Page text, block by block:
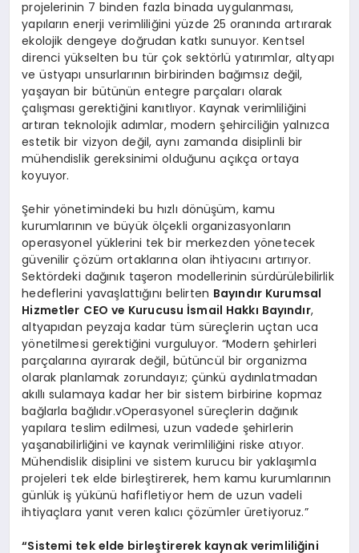
projelerinin 7 binden fazla binada uygulanması,
yapıların enerji verimliliğini yüzde 25 oranında artırarak
ekolojik dengeye doğrudan katkı sunuyor. Kentsel
direnci yükselten bu tür çok sektörlü yatırımlar, altyapı
ve üstyapı unsurlarının birbirinden bağımsız değil,
yaşayan bir bütünün entegre parçaları olarak
çalışması gerektiğini kanıtlıyor. Kaynak verimliliğini
artıran teknolojik adımlar, modern şehirciliğin yalnızca
estetik bir vizyon değil, aynı zamanda disiplinli bir
mühendislik gereksinimi olduğunu açıkça ortaya
koyuyor.
Şehir yönetimindeki bu hızlı dönüşüm, kamu
kurumlarının ve büyük ölçekli organizasyonların
operasyonel yüklerini tek bir merkezden yönetecek
güvenilir çözüm ortaklarına olan ihtiyacını artırıyor.
Sektördeki dağınık taşeron modellerinin sürdürülebilirlik
hedeflerini yavaşlattığını belirten Bayındır Kurumsal
Hizmetler CEO ve Kurucusu İsmail Hakkı Bayındır,
altyapıdan peyzaja kadar tüm süreçlerin uçtan uca
yönetilmesi gerektiğini vurguluyor. “Modern şehirleri
parçalarına ayırarak değil, bütüncül bir organizma
olarak planlamak zorundayız; çünkü aydınlatmadan
akıllı sulamaya kadar her bir sistem birbirine kopmaz
bağlarla bağlıdır.vOperasyonel süreçlerin dağınık
yapılara teslim edilmesi, uzun vadede şehirlerin
yaşanabilirliğini ve kaynak verimliliğini riske atıyor.
Mühendislik disiplini ve sistem kurucu bir yaklaşımla
projeleri tek elde birleştirerek, hem kamu kurumlarının
günlük iş yükünü hafifletiyor hem de uzun vadeli
ihtiyaçlara yanıt veren kalıcı çözümler üretiyoruz.”
“Sistemi tek elde birleştirerek kaynak verimliliğini